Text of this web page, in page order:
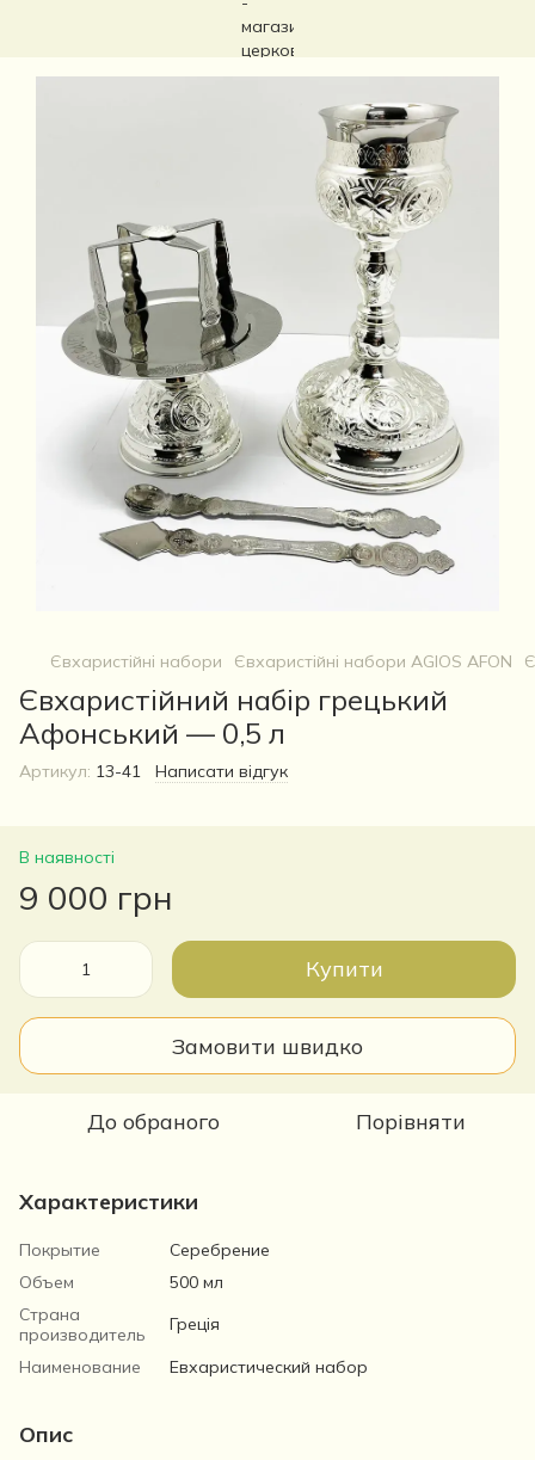
Євхаристійні набори Євхаристійні набори AGIOS AFON
Євхаристійний набір грецький
Афонський — 0,5 л
Артикул: 13-41 Написати відгук
В наявності
9 000 грн
Купити
Замовити швидко
До обраного Порівняти
Характеристики
Покрытие
Серебрение
Объем
500 мл
Страна
производитель
Греція
Наименование
Евхаристический набор
Опис